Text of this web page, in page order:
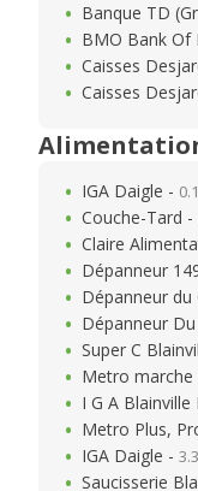
Banque TD
BMO Bank Of
Caisses
Caisses
IGA Daigle -
Couche-Tard -
Claire
Dépanneur
Dépanneur du
Dépanneur
Super C
Metro marche
I G A Blainville
Metro Plus,
IGA Daigle -
Saucisserie